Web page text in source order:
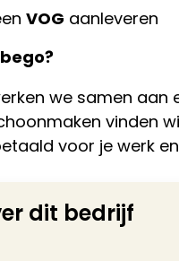
VOG aanleveren
we samen aan
vinden
voor je werk
dit bedrijf